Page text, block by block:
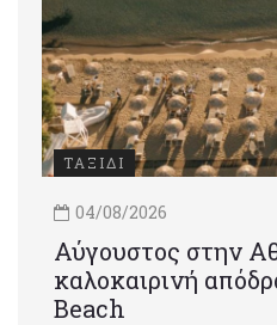
ΤΑΞΙΔΙ
04/08/2026
Αύγουστος στην
καλοκαιρινή
Beach